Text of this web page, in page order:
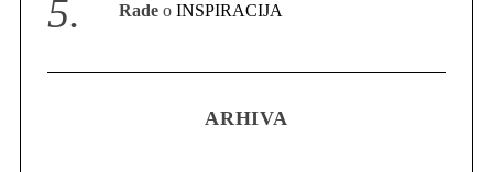
Rade oINSPIRACIJA
ARHIVA